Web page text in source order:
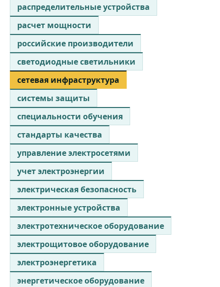
распределительные устройства
расчет мощности
российские производители
светодиодные светильники
сетевая инфраструктура
системы защиты
специальности обучения
стандарты качества
управление электросетями
учет электроэнергии
электрическая безопасность
электронные устройства
электротехническое оборудование
электрощитовое оборудование
электроэнергетика
энергетическое оборудование